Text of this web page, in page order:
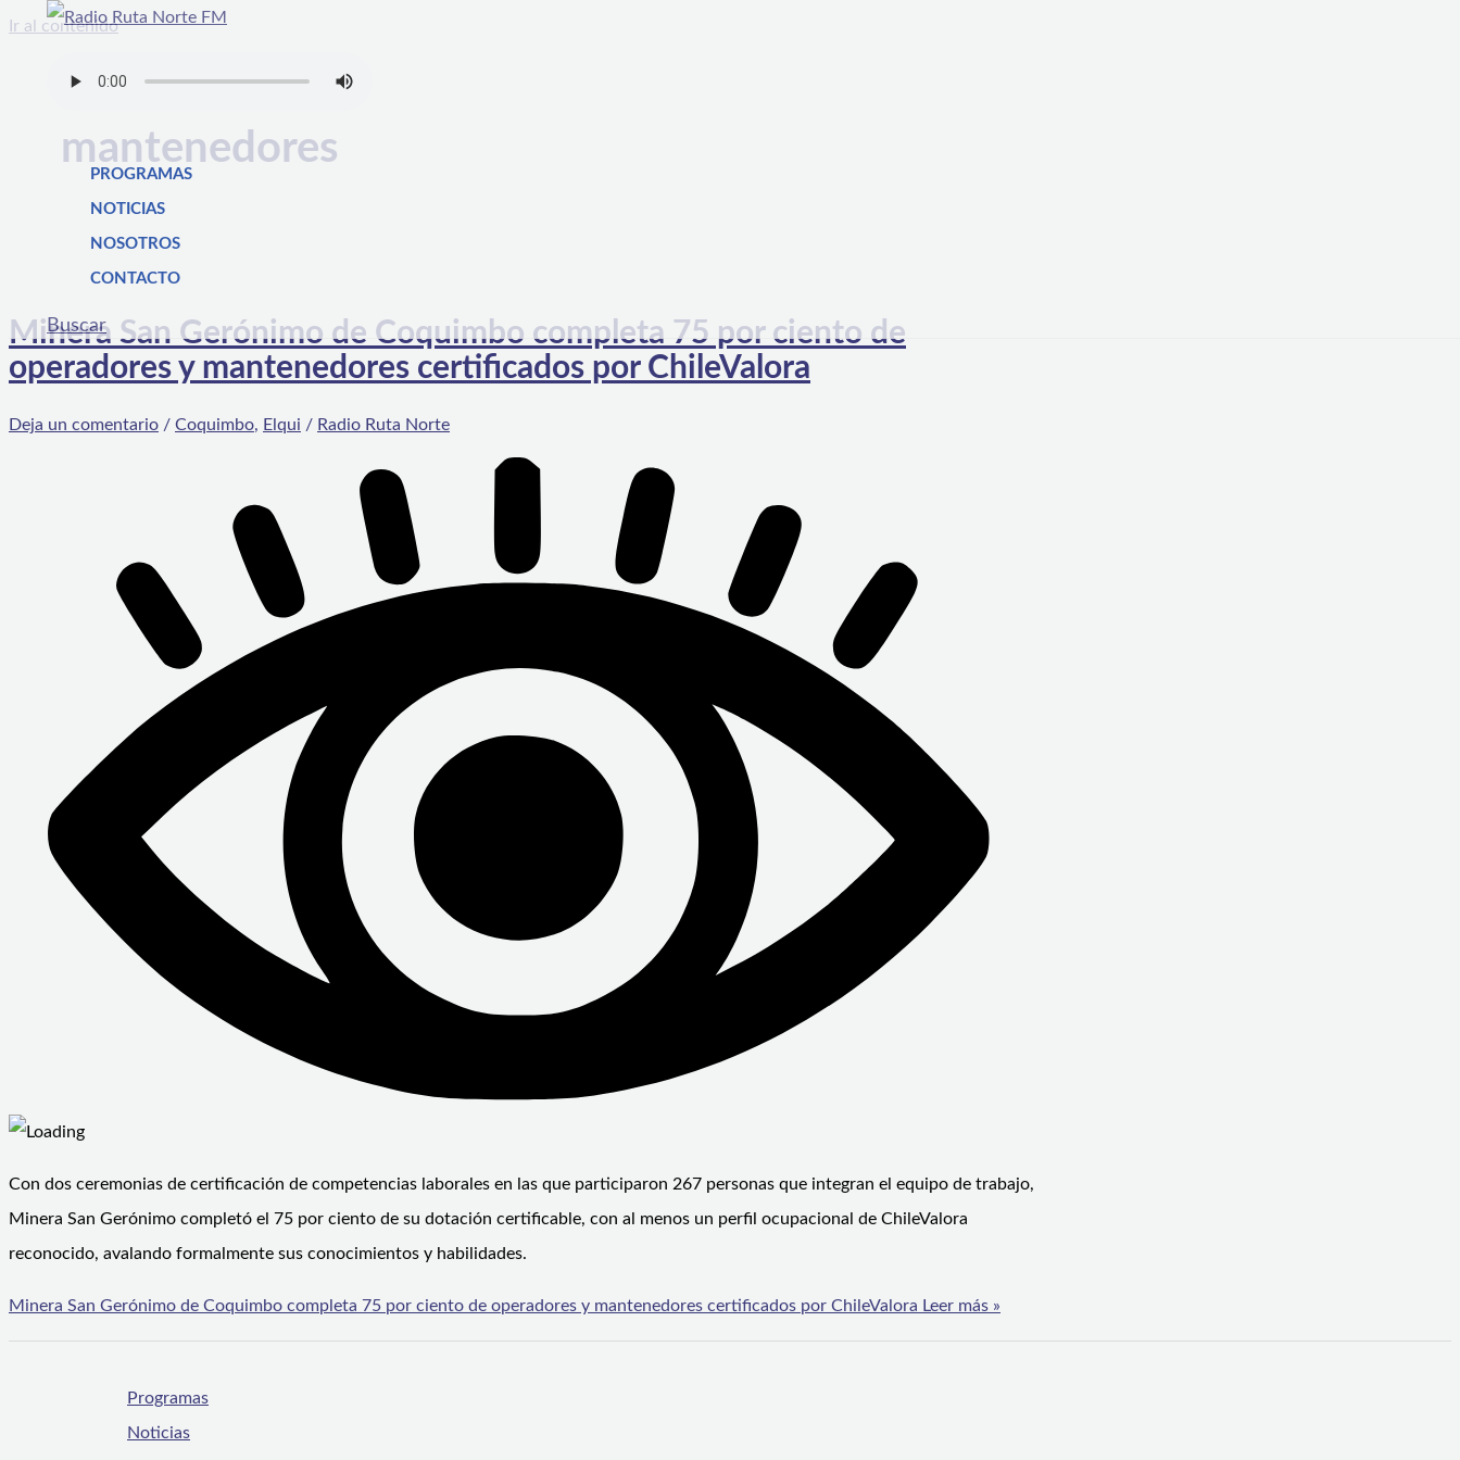
Ir al contenido
PROGRAMAS
NOTICIAS
NOSOTROS
CONTACTO
Buscar
mantenedores
Minera San Gerónimo de Coquimbo completa 75 por ciento de
operadores y mantenedores certificados por ChileValora
Deja un comentario / Coquimbo, Elqui / Radio Ruta Norte
Con dos ceremonias de certificación de competencias laborales en las que participaron 267 personas que integran el equipo de trabajo,
Minera San Gerónimo completó el 75 por ciento de su dotación certificable, con al menos un perfil ocupacional de ChileValora
reconocido, avalando formalmente sus conocimientos y habilidades.
Minera San Gerónimo de Coquimbo completa 75 por ciento de operadores y mantenedores certificados por ChileValora Leer más »
Programas
Noticias